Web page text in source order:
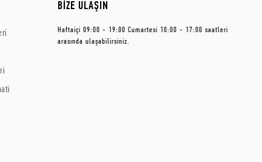
BİZE ULAŞIN
Haftaiçi 09:00 - 19:00 Cumartesi 10:00 - 17:00 saatleri
arasında ulaşabilirsiniz.